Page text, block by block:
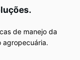
de manejo da
agropecuária.